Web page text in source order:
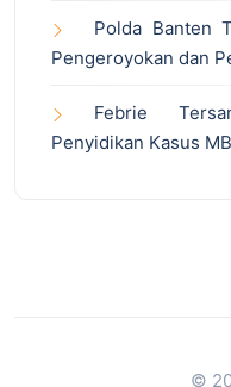
Polda Banten
Pengeroyokan dan
Febrie
Penyidikan Kasus
©